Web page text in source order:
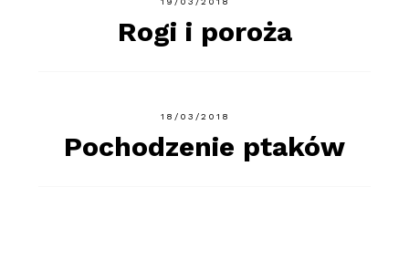
Rogi i poroża
18/03/2018
Pochodzenie ptaków